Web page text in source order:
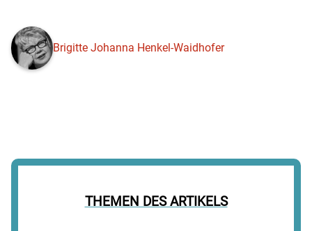
THEMEN DES ARTIKELS
Brigitte Johanna Henkel-Waidhofer